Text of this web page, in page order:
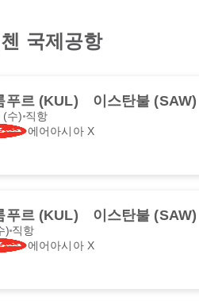
국제공항
푸르 (KUL) 이스탄불 (SAW)
(수) 직항
에어아시아 X
푸르 (KUL) 이스탄불 (SAW)
) 직항
에어아시아 X